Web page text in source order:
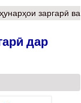
заргарӣ ва
дар